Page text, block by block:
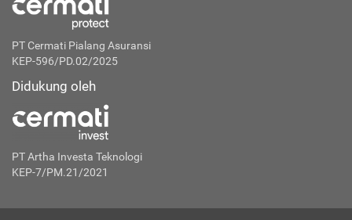
PT Cermati Pialang Asuransi
KEP-596/PD.02/2025
Didukung oleh
PT Artha Investa Teknologi
KEP-7/PM.21/2021